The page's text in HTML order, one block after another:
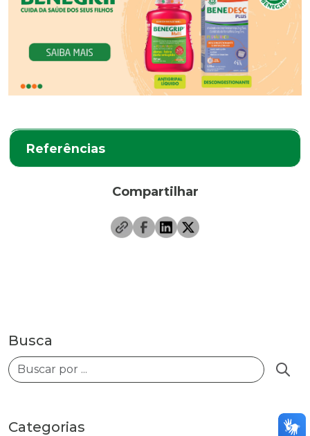
Referências
Compartilhar
Busca
Categorias